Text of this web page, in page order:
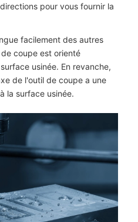
pour vous fournir la
facilement des autres
coupe est orienté
usinée. En revanche,
de l'outil de coupe a une
la surface usinée.